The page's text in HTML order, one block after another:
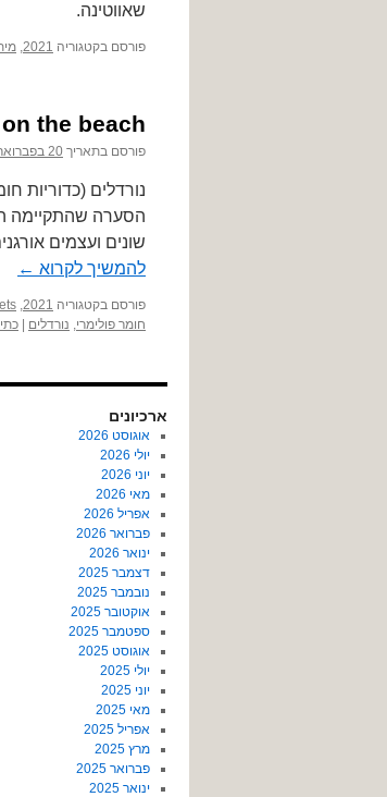
שאווטינה.
פורסם בקטגוריה 2021
,
the beach
פורסם בתאריך 20 בפברואר 2021
נורדלים (כדוריות
שונים ועצמים
להמשיך לקרוא ←
פורסם בקטגוריה 2021
,
חומר פולימרי, נורדלים
ארכיונים
אוגוסט 2026
יולי 2026
יוני 2026
מאי 2026
אפריל 2026
פברואר 2026
ינואר 2026
דצמבר 2025
נובמבר 2025
אוקטובר 2025
ספטמבר 2025
אוגוסט 2025
יולי 2025
יוני 2025
מאי 2025
אפריל 2025
מרץ 2025
פברואר 2025
ינואר 2025